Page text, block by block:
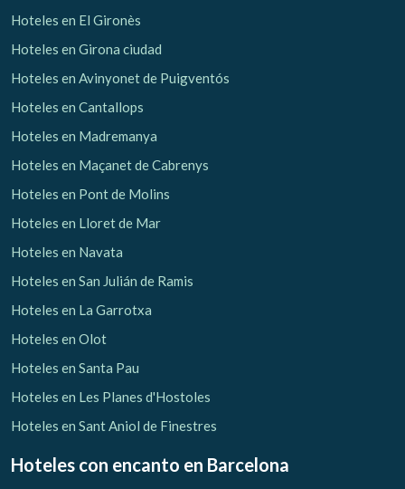
Hoteles en El Gironès
Hoteles en Girona ciudad
Hoteles en Avinyonet de Puigventós
Hoteles en Cantallops
Hoteles en Madremanya
Hoteles en Maçanet de Cabrenys
Hoteles en Pont de Molins
Hoteles en Lloret de Mar
Hoteles en Navata
Hoteles en San Julián de Ramis
Hoteles en La Garrotxa
Hoteles en Olot
Hoteles en Santa Pau
Hoteles en Les Planes d'Hostoles
Hoteles en Sant Aniol de Finestres
Hoteles con encanto en Barcelona